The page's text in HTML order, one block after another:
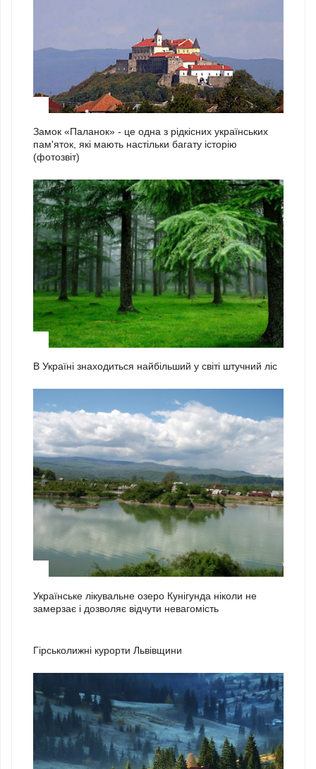
Замок «Паланок» - це одна з рідкісних українських
пам'яток, які мають настільки багату історію
(фотозвіт)
В Україні знаходиться найбільший у світі штучний ліс
Українське лікувальне озеро Кунігунда ніколи не
замерзає і дозволяє відчути невагомість
Гірськолижні курорти Львівщини